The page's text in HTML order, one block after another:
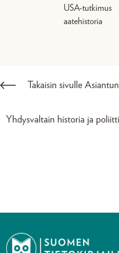
USA-tutkimus
aatehistoria
Takaisin sivulle
Yhdysvaltain historia ja